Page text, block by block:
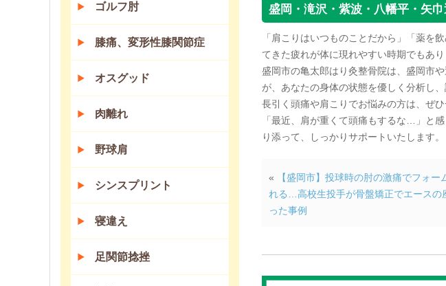
盛岡・滝沢・紫波・八幡平・矢
「肩こりはいつものことだから」「薬を
てきた疲れが体に現れやすい時期でもあり
盛岡市の亀太郎はり灸整骨院は、盛岡市
が、あなたの身体の状態を優しく分析し
長引く頭痛や肩こりでお悩みの方は、ぜ
「最近、肩が重くて頭痛もするな…」と
り添って、しっかりサポートいたします。
«
【盛岡市】投球時の肘の激痛でフォー
れる…高校生投手が骨盤矯正でエースの
った事例
ゴルフ肘
膝痛、変形性膝関節症
オスグッド
肉離れ
野球肩
シンスプリント
寝違え
足関節捻挫